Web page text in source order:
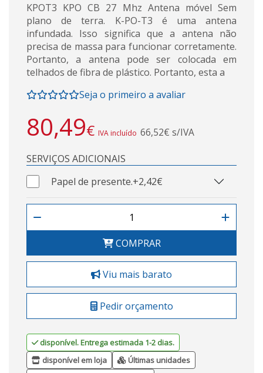
KPOT3 KPO CB 27 Mhz Antena móvel Sem
plano de terra. K-PO-T3 é uma antena
infundada. Isso significa que a antena não
precisa de massa para funcionar corretamente.
Portanto, a antena pode ser colocada em
telhados de fibra de plástico. Portanto, esta a
Seja o primeiro a avaliar
80,49€ IVA incluído 66,52€ s/IVA
SERVIÇOS ADICIONAIS
Papel de presente.+2,42€
COMPRAR
Viu mais barato
Pedir orçamento
disponível. Entrega estimada 1-2 dias.
disponível em loja
Últimas unidades